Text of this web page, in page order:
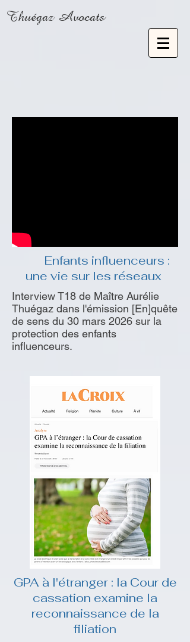
Thuégaz Avocats
Enfants influenceurs :
une vie sur les réseaux
Interview T18 de Maître Aurélie
Thuégaz dans l'émission [En]quête
de sens du 30 mars 2026 sur la
protection des enfants
influenceurs.
GPA à l'étranger : la Cour de
cassation examine la
reconnaissance de la
filiation